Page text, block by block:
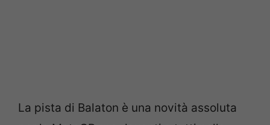
La pista di Balaton è una novità assoluta